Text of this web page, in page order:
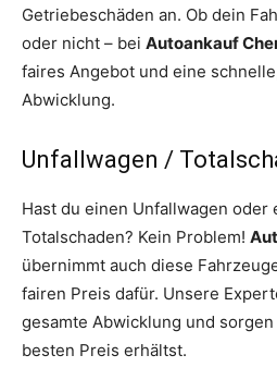
Getriebeschäden an. Ob dein
oder nicht – bei Autoankauf
faires Angebot und eine
Abwicklung.
Unfallwagen /
Hast du einen Unfallwagen oder
Totalschaden? Kein Problem!
übernimmt auch diese
fairen Preis dafür. Unsere
gesamte Abwicklung und
besten Preis erhältst.